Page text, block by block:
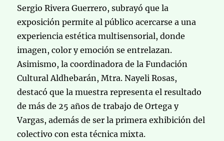
Sergio Rivera Guerrero, subrayó que la
exposición permite al público acercarse a una
experiencia estética multisensorial, donde
imagen, color y emoción se entrelazan.
Asimismo, la coordinadora de la Fundación
Cultural Aldhebarán, Mtra. Nayeli Rosas,
destacó que la muestra representa el resultado
de más de 25 años de trabajo de Ortega y
Vargas, además de ser la primera exhibición del
colectivo con esta técnica mixta.